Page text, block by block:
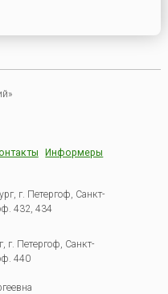
Информеры
г. Петергоф, Санкт-
432, 434
г. Петергоф, Санкт-
440